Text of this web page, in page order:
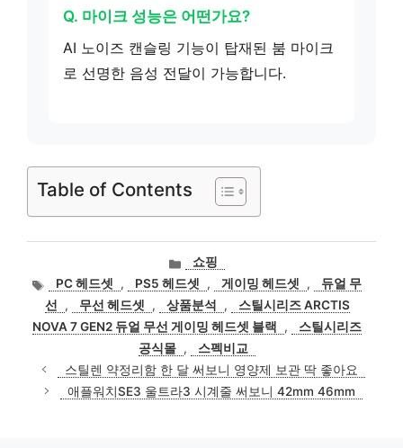
Q. 마이크 성능은 어떤가요?
AI 노이즈 캔슬링 기능이 탑재된 붐 마이크
로 선명한 음성 전달이 가능합니다.
Table of Contents
카
테
고
리
쇼핑
태
그
PC 헤드셋 , PS5 헤드셋 , 게이밍 헤드셋 ,
듀얼 무
선
, 무선 헤드셋 , 상품분석 ,
스틸시리즈 ARCTIS
NOVA 7 GEN2 듀얼 무선 게이밍 헤드셋 블랙
,
스틸시리즈
공식몰 ,
스펙비교
스틸렌 약정리함 한 달 써보니 영양제 보관 딱 좋아요
애플워치SE3 울트라3 시계줄 써보니 42mm 46mm